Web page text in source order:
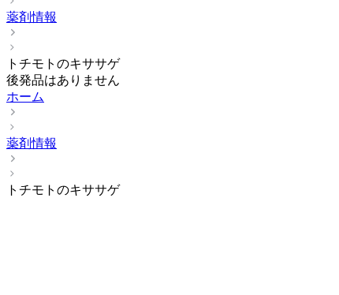
薬剤情報
トチモトのキササゲ
後発品はありません
ホーム
薬剤情報
トチモトのキササゲ